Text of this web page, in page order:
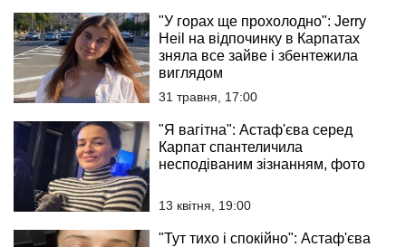
"У горах ще прохолодно": Jerry
Heil на відпочинку в Карпатах
зняла все зайве і збентежила
виглядом
31 травня, 17:00
"Я вагітна": Астаф'єва серед
Карпат спантеличила
несподіваним зізнанням, фото
13 квітня, 19:00
"Тут тихо і спокійно": Астаф'єва